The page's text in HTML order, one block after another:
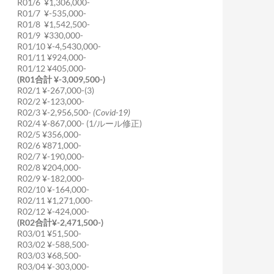
R01/6 ¥1,306,000-
R01/7 ¥-535,000-
R01/8 ¥1,542,500-
R01/9 ¥330,000-
R01/10 ¥-4,5430,000-
R01/11 ¥924,000-
R01/12 ¥405,000-
(R01合計 ¥-3,009,500-)
R02/1 ¥-267,000-(3)
R02/2 ¥-123,000-
R02/3 ¥-2,956,500- (Covid-19)
R02/4 ¥-867,000- (1/ルール修正)
R02/5 ¥356,000-
R02/6 ¥871,000-
R02/7 ¥-190,000-
R02/8 ¥204,000-
R02/9 ¥-182,000-
R02/10 ¥-164,000-
R02/11 ¥1,271,000-
R02/12 ¥-424,000-
(R02合計¥-2,471,500-)
R03/01 ¥51,500-
R03/02 ¥-588,500-
R03/03 ¥68,500-
R03/04 ¥-303,000-